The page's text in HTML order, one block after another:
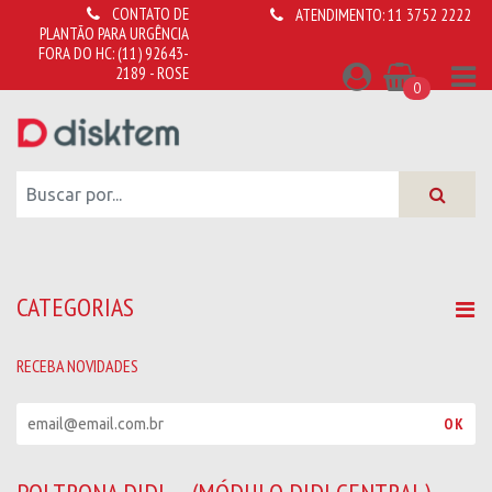
CONTATO DE
PLANTÃO PARA URGÊNCIA
FORA DO HC:(11) 92643-
2189 - ROSE
ATENDIMENTO:11 3752 2222
0
CATEGORIAS
RECEBA NOVIDADES
OK